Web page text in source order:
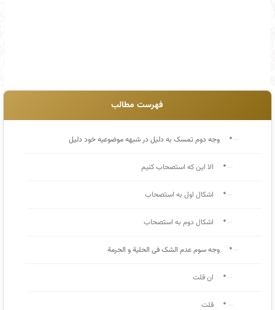
فهرست مطالب
وجه دوم تمسک به دلیل در شبهه موضوعیه خود دلیل
الا این که استصحاب کنیم
اشکال اول به استصحاب
اشکال دوم به استصحاب
وجه سوم عدم الشک فی الحلیة و الحرمة
ان قلت
قلت